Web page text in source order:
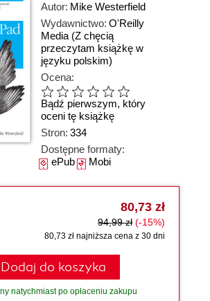
Autor: Mike Westerfield
Wydawnictwo: O'Reilly
Media (Z chęcią
przeczytam książkę w
języku polskim)
Ocena:
Bądź pierwszym, który
oceni tę książkę
Stron: 334
Dostępne formaty:
ePubMobi
80,73 zł
94,99 zł (-15%)
80,73 zł najniższa cena z 30 dni
Dodaj do koszyka
natychmiast po opłaceniu zakupu